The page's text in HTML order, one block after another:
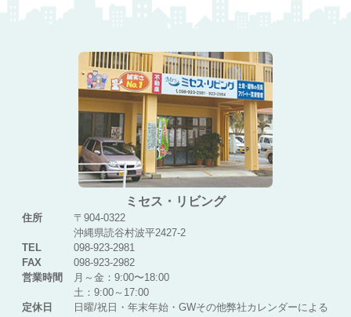
ミセス・リビング
住所
〒904-0322
沖縄県読谷村波平2427-2
TEL
098-923-2981
FAX
098-923-2982
営業時間
月～金：9:00〜18:00
土：9:00～17:00
定休日
日曜/祝日・年末年始・GWその他弊社カレンダーによる